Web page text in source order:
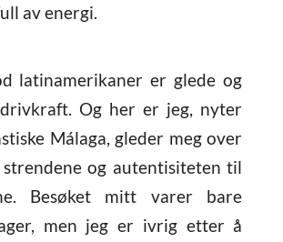
av energi.
latinamerikaner er glede og
Og her er jeg, nyter
Málaga, gleder meg over
og autentisiteten til
Besøket mitt varer bare
men jeg er ivrig etter å